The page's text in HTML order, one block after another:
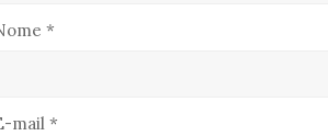
*
mail *